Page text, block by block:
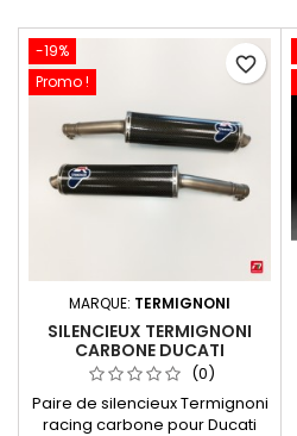
-19%
Promo !
MARQUE: TERMIGNONI
SILENCIEUX TERMIGNONI
CARBONE DUCATI
SUPERSPORT SS 620 750
800 900 1000 I.E.
(0)
Paire de silencieux Termignoni
racing carbone pour Ducati
favorite_border